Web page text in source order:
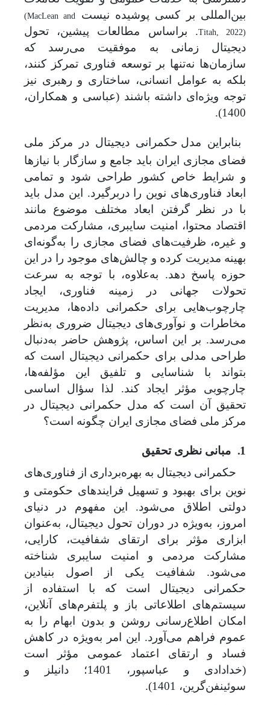
بین‌المللی بر کسی پوشیده نیست
(MacLean and
Titah, 2022). براساس مطالعات پیشین، تحول
دیجیتال زمانی به موفقیت می‌رسد که
سازمان‌ها نه‌تنها بر توسعه فناوری تمرکز کنند،
بلکه به عوامل انسانی، ساختاری و رهبری نیز
توجه ویژه‌ای داشته باشند (عباسی و همکاران،
1400).
بنابراین مدل حکمرانی دیجیتال در مرکز ملی
فضای مجازی ایران باید جامع و سازگار با نیازها
و شرایط خاص کشور طراحی شود و تمامی
ابعاد فناوری‌های نوین را دربرگیرد. این مدل باید
با در نظر گرفتن ابعاد مختلف موضوع مانند
اقتصاد محتوا، امنیت سایبری، مشارکت مردمی
و غیره، ظرفیت‌های فضای مجازی را به‌گونه‌ای
بهینه مدیریت کرده و چالش‌های موجود را در این
حوزه پاسخ دهد. به‌علاوه، با توجه به‌ سرعت
تحولات جهانی در زمینه فناوری، ایجاد
چارچوب‌هایی برای حکمرانی داده‌ها، مدیریت
مخاطرات و نوآوری‌های دیجیتال ضروری به‌نظر
می‌رسد. بر این اساس، پژوهش حاضر به‌دنبال
طراحی مدلی برای حکمرانی دیجیتال است که
بتواند با شناسایی و تلفیق این مؤلفه‌ها،
چارچوبی مؤثر ایجاد کند. لذا سؤال اساسی
تحقیق آن است که مدل حکمرانی دیجیتال در
مرکز ملی فضای مجازی ایران چگونه است؟
1.
مبانی نظری تحقیق
حکمرانی دیجیتال به بهره‌برداری از فناوری‌های
نوین برای بهبود و تسهیل فرایندهای حکومتی و
دولتی اطلاق می‌شود. این مفهوم در دنیای
امروز، به‌ویژه در دوران تحول دیجیتال، به‌عنوان
ابزاری مؤثر برای ارتقای شفافیت، کارایی،
مشارکت مردمی و امنیت سایبری شناخته
می‌شود. شفافیت یکی از اصول بنیادین
حکمرانی دیجیتال است که با استفاده از
سیستم‌های اطلاعاتی باز و پلتفرم‌های آنلاین،
امکان اطلاع‌رسانی روشن و بدون ابهام را به
عموم فراهم می‌آورد. این امر به‌ویژه در کاهش
فساد و ارتقای اعتماد عمومی مؤثر است
(خدادادی و عباسپور، 1401؛ دانیلز و
سوئینفن‌گرین، 1401).